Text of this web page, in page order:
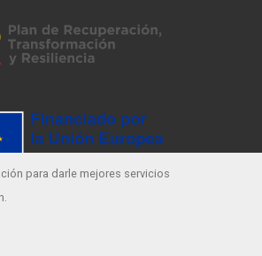
para darle mejores servicios
.